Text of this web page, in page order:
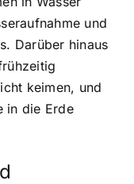
und
Darüber hinaus
keimen, und
in die Erde